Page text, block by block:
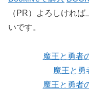
（PR）よろしけれ
いです。
魔王と勇者
魔王と
魔王と勇者